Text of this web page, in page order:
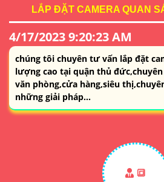
LẮP ĐẶT CAMERA QUAN
4/17/2023 9:20:23 AM
chúng tôi chuyên tư vấn lắp đặt
lượng cao tại quận thủ
văn phòng,cửa hàng,siêu
những giải pháp...
🔳